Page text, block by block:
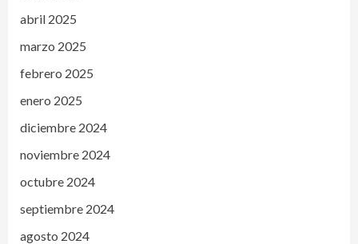
abril 2025
marzo 2025
febrero 2025
enero 2025
diciembre 2024
noviembre 2024
octubre 2024
septiembre 2024
agosto 2024